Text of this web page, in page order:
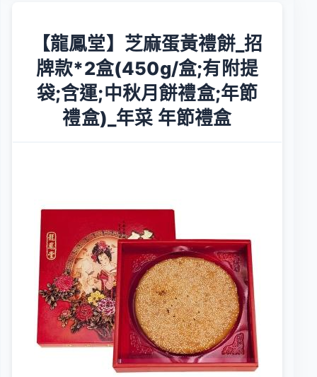
【龍鳳堂】芝麻蛋黃禮餅_招
牌款*2盒(450g/盒;有附提
袋;含運;中秋月餅禮盒;年節
禮盒)_年菜 年節禮盒